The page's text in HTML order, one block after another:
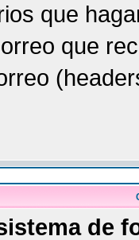
que
que
de